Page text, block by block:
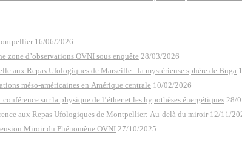
16/06/2026
zone d’observations OVNI sous enquête 28/03/2026
aux Repas Ufologiques de Marseille : la mystérieuse sphère de Buga
méso-américaines en Amérique centrale 10/02/2026
sur la physique de l’éther et les hypothèses énergétiques 28/
aux Repas Ufologiques de Montpellier: Au-delà du miroir 12/11/
Miroir du Phénomène OVNI 27/10/2025